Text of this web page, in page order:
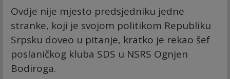
Ovdje nije mjesto predsjedniku jedne
stranke, koji je svojom politikom Republiku
Srpsku doveo u pitanje, kratko je rekao šef
poslaničkog kluba SDS u NSRS Ognjen
Bodiroga.